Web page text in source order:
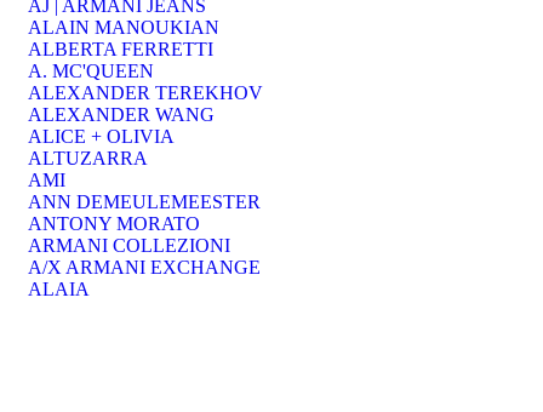
AJ | ARMANI JEANS
ALAIN MANOUKIAN
ALBERTA FERRETTI
A. MC'QUEEN
ALEXANDER TEREKHOV
ALEXANDER WANG
ALICE + OLIVIA
ALTUZARRA
AMI
ANN DEMEULEMEESTER
ANTONY MORATO
ARMANI COLLEZIONI
A/X ARMANI EXCHANGE
ALAIA